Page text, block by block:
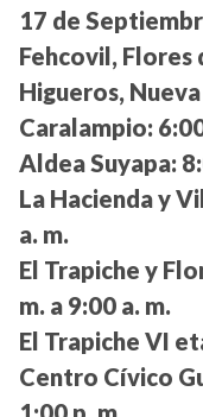
17 de
Fehcovil, Flores
Higueros,
Caralampio:
Aldea Suyapa:
La Hacienda y
a. m.
El Trapiche y
m. a 9:00 a. m.
El Trapiche VI
Centro Cívico